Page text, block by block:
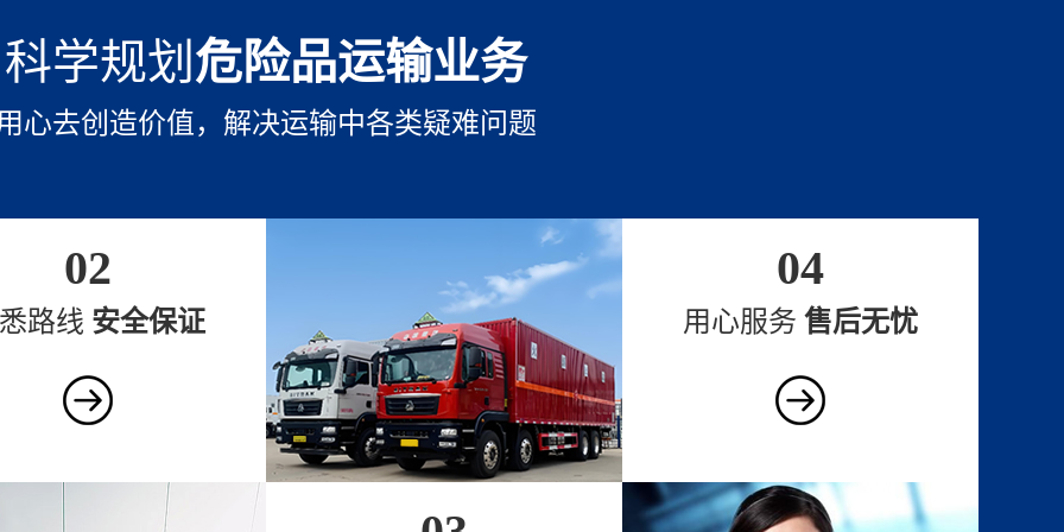
科学规划 危险品运输业务
心去创造价值，解决运输中各类疑难问题
02
路线 安全保证
04
用心服务 售后无忧